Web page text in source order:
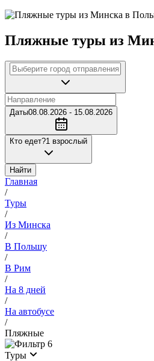
Пляжные туры из
Даты08.08.2026 - 15.08.2026
Кто едет?1 взрослый
Найти
Главная
/
Туры
/
Из Минска
/
В Польшу
/
В Рим
/
На 8 дней
/
На автобусе
/
Пляжные
6
Туры